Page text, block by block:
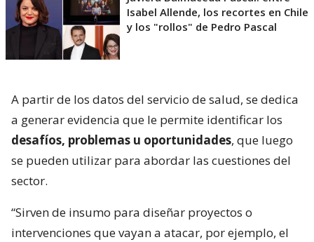
Isabel Allende, los recortes en Chile
y los "rollos" de Pedro Pascal
A partir de los datos del servicio de salud, se dedica
a generar evidencia que le permite identificar los
desafíos, problemas u oportunidades, que luego
se pueden utilizar para abordar las cuestiones del
sector.
“Sirven de insumo para diseñar proyectos o
intervenciones que vayan a atacar, por ejemplo, el